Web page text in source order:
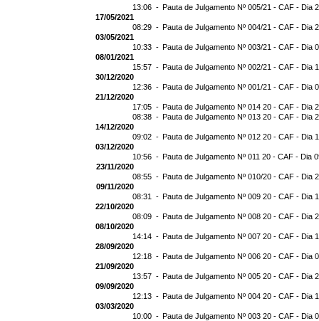
13:06 - Pauta de Julgamento Nº 005/21 - CAF - Dia
17/05/2021
08:29 - Pauta de Julgamento Nº 004/21 - CAF - Dia
03/05/2021
10:33 - Pauta de Julgamento Nº 003/21 - CAF - Dia
08/01/2021
15:57 - Pauta de Julgamento Nº 002/21 - CAF - Dia
30/12/2020
12:36 - Pauta de Julgamento Nº 001/21 - CAF - Dia
21/12/2020
17:05 - Pauta de Julgamento Nº 014 20 - CAF - Dia
08:38 - Pauta de Julgamento Nº 013 20 - CAF - Dia
14/12/2020
09:02 - Pauta de Julgamento Nº 012 20 - CAF - Dia
03/12/2020
10:56 - Pauta de Julgamento Nº 011 20 - CAF - Dia
23/11/2020
08:55 - Pauta de Julgamento Nº 010/20 - CAF - Dia
09/11/2020
08:31 - Pauta de Julgamento Nº 009 20 - CAF - Dia
22/10/2020
08:09 - Pauta de Julgamento Nº 008 20 - CAF - Dia
08/10/2020
14:14 - Pauta de Julgamento Nº 007 20 - CAF - Dia
28/09/2020
12:18 - Pauta de Julgamento Nº 006 20 - CAF - Dia
21/09/2020
13:57 - Pauta de Julgamento Nº 005 20 - CAF - Dia
09/09/2020
12:13 - Pauta de Julgamento Nº 004 20 - CAF - Dia
03/03/2020
10:00 - Pauta de Julgamento Nº 003 20 - CAF - Dia